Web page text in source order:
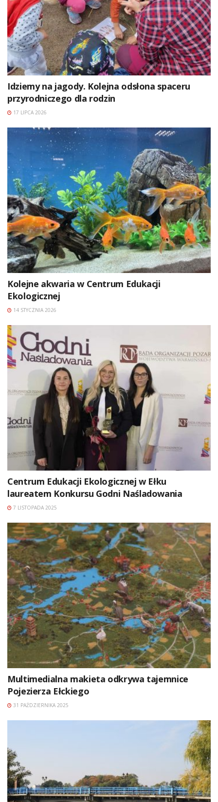
Idziemy na jagody. Kolejna odsłona spaceru
przyrodniczego dla rodzin
17 LIPCA 2026
Kolejne akwaria w Centrum Edukacji
Ekologicznej
14 STYCZNIA 2026
Centrum Edukacji Ekologicznej w Ełku
laureatem Konkursu Godni Naśladowania
7 LISTOPADA 2025
Multimedialna makieta odkrywa tajemnice
Pojezierza Ełckiego
31 PAŹDZIERNIKA 2025